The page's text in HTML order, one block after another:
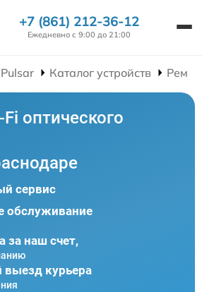
+7 (861) 212-36-12
Ежедневно с 9:00 до 21:00
Каталог устройств
оптического
сервис
обслуживание
за наш счет,
выезд курьера